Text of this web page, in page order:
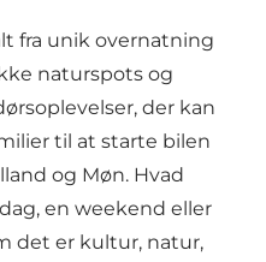
fra unik overnatning
naturspots og
der kan
til at starte bilen
og Møn. Hvad
en weekend eller
det er kultur, natur,